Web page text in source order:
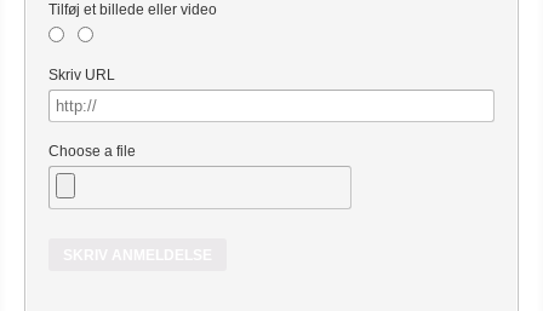
Tilføj et billede eller video
Skriv URL
Choose a file